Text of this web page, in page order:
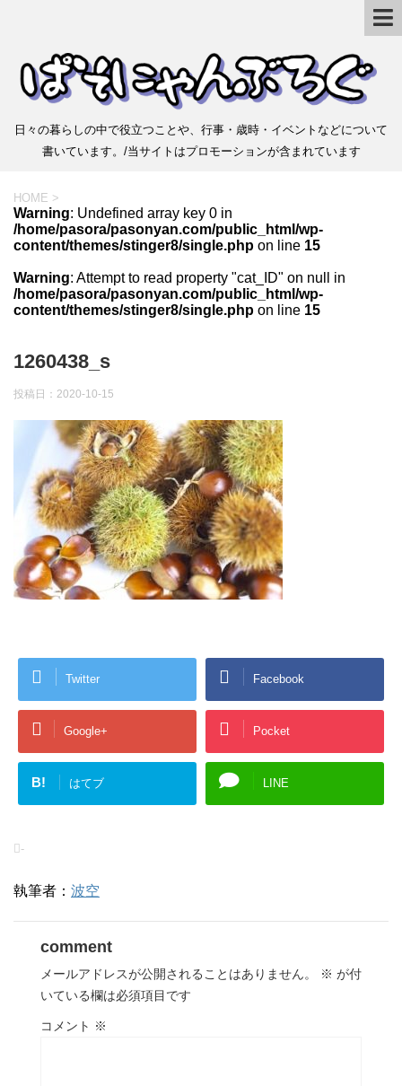
日々の暮らしの中で役立つことや、行事・歳時・イベントなどについて
書いています。/当サイトはプロモーションが含まれています
HOME >
Warning: Undefined array key 0 in
/home/pasora/pasonyan.com/public_html/wp-
content/themes/stinger8/single.php on line 15
Warning: Attempt to read property "cat_ID" on null in
/home/pasora/pasonyan.com/public_html/wp-
content/themes/stinger8/single.php on line 15
1260438_s
投稿日： 2020-10-15
Twitter Facebook
Google+ Pocket
B! はてブ LINE
-
執筆者： 波空
comment
メールアドレスが公開されることはありません。 ※ が付
いている欄は必須項目です
コメント ※